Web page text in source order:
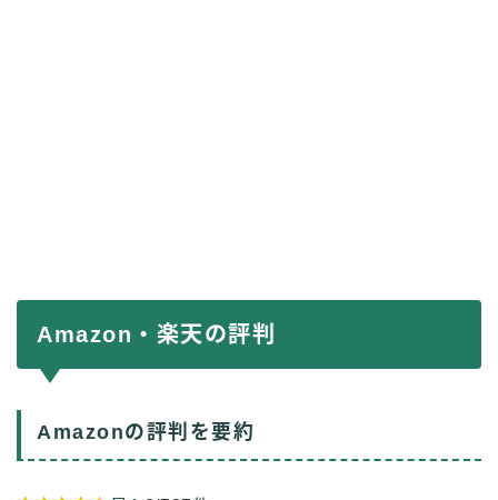
Amazon・楽天の評判
Amazonの評判を要約